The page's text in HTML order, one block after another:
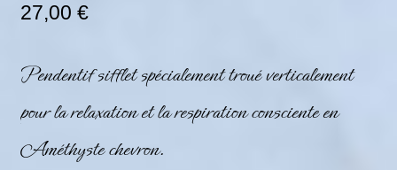
27,00 €
Pendentif sifflet spécialement troué verticalement
pour la relaxation et la respiration consciente en
Améthyste chevron.